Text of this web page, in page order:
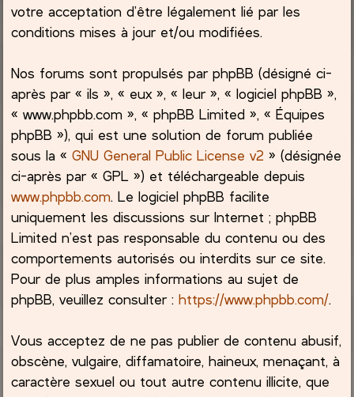
votre acceptation d’être légalement lié par les
conditions mises à jour et/ou modifiées.
Nos forums sont propulsés par phpBB (désigné ci-
après par « ils », « eux », « leur », « logiciel phpBB »,
« www.phpbb.com », « phpBB Limited », « Équipes
phpBB »), qui est une solution de forum publiée
sous la «GNU General Public License v2 » (désignée
ci-après par « GPL ») et téléchargeable depuis
www.phpbb.com. Le logiciel phpBB facilite
uniquement les discussions sur Internet ; phpBB
Limited n’est pas responsable du contenu ou des
comportements autorisés ou interdits sur ce site.
Pour de plus amples informations au sujet de
phpBB, veuillez consulter :https://www.phpbb.com/.
Vous acceptez de ne pas publier de contenu abusif,
obscène, vulgaire, diffamatoire, haineux, menaçant, à
caractère sexuel ou tout autre contenu illicite, que